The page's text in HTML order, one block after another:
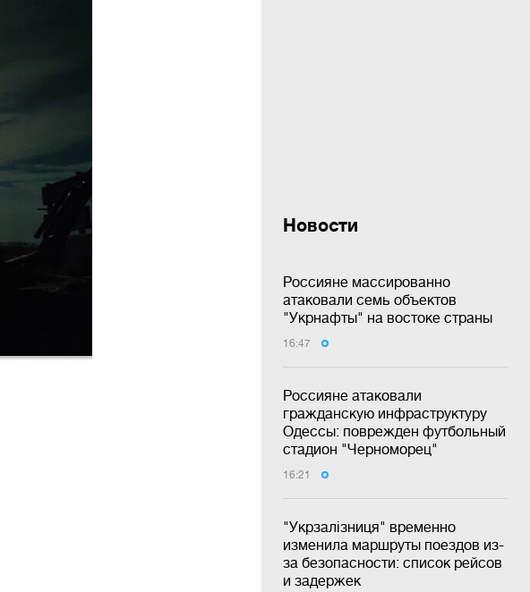
Новости
Россияне массированно
атаковали семь объектов
"Укрнафты" на востоке страны
16:47
Россияне атаковали
гражданскую инфраструктуру
Одессы: поврежден футбольный
стадион "Черноморец"
16:21
"Укрзалізниця" временно
изменила маршруты поездов из-
за безопасности: список рейсов
и задержек